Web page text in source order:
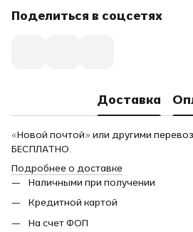
Поделиться в соцсетях
Доставка
«Новой почтой» или другими
БЕСПЛАТНО.
Подробнее о доставке
Наличными при получении
Кредитной картой
На счет ФОП